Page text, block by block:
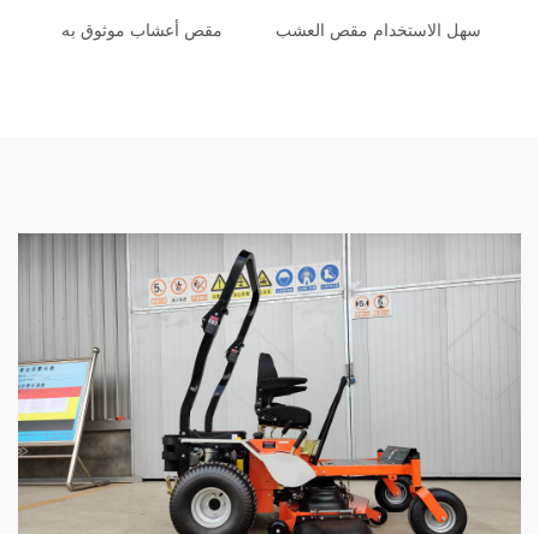
سهل الاستخدام مقص العشب مقص أعشاب موثوق به